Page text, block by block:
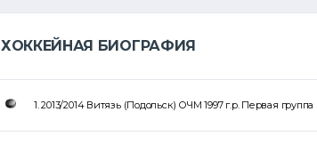
ХОККЕЙНАЯ БИОГРАФИЯ
1. 2013/2014 Витязь (Подольск) ОЧМ 1997 г.р. Первая группа